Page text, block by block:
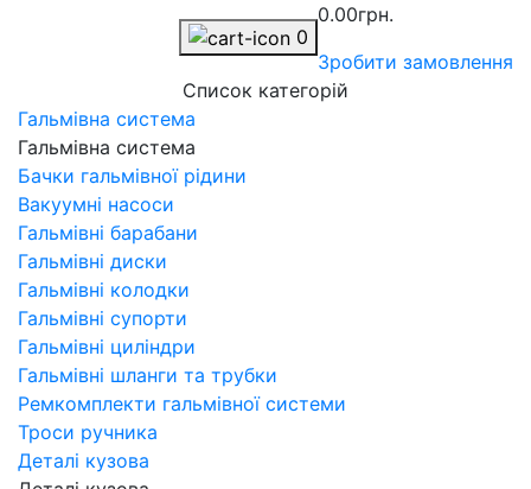
0
0.00грн.
Зробити замовлення
Список категорій
Гальмівна система
Гальмівна система
Бачки гальмівної рідини
Вакуумні насоси
Гальмівні барабани
Гальмівні диски
Гальмівні колодки
Гальмівні супорти
Гальмівні циліндри
Гальмівні шланги та трубки
Ремкомплекти гальмівної системи
Троси ручника
Деталі кузова